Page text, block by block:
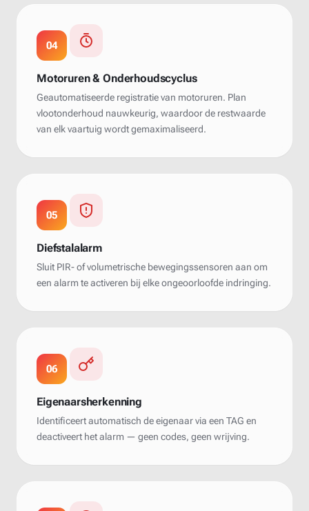
04
Motoruren & Onderhoudscyclus
Geautomatiseerde registratie van motoruren. Plan
vlootonderhoud nauwkeurig, waardoor de restwaarde
van elk vaartuig wordt gemaximaliseerd.
05
Diefstalalarm
Sluit PIR- of volumetrische bewegingssensoren aan om
een alarm te activeren bij elke ongeoorloofde indringing.
06
Eigenaarsherkenning
Identificeert automatisch de eigenaar via een TAG en
deactiveert het alarm — geen codes, geen wrijving.